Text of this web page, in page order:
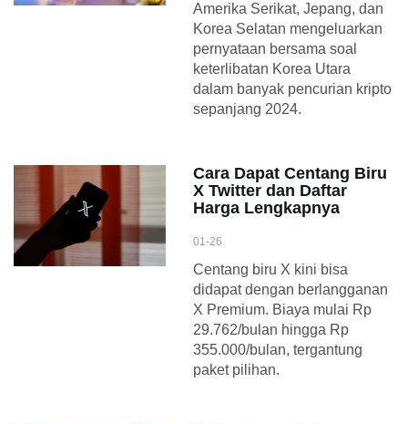
Amerika Serikat, Jepang, dan
Korea Selatan mengeluarkan
pernyataan bersama soal
keterlibatan Korea Utara
dalam banyak pencurian kripto
sepanjang 2024.
Cara Dapat Centang Biru
X Twitter dan Daftar
Harga Lengkapnya
01-26
Centang biru X kini bisa
didapat dengan berlangganan
X Premium. Biaya mulai Rp
29.762/bulan hingga Rp
355.000/bulan, tergantung
paket pilihan.